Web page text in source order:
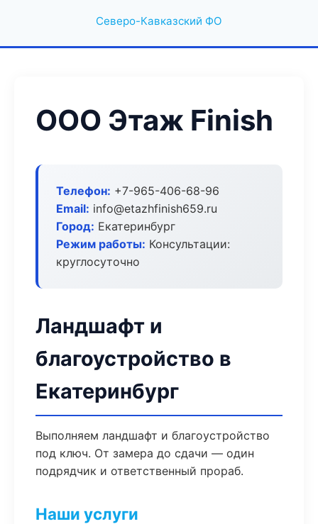
Северо-Кавказский ФО
ООО Этаж Finish
Телефон: +7-965-406-68-96
Email: info@etazhfinish659.ru
Город: Екатеринбург
Режим работы: Консультации:
круглосуточно
Ландшафт и
благоустройство в
Екатеринбург
Выполняем ландшафт и благоустройство
под ключ. От замера до сдачи — один
подрядчик и ответственный прораб.
Наши услуги